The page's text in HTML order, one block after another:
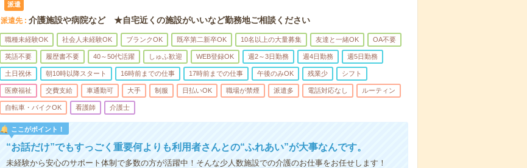
派遣
派遣先 介護施設や病院など ★自宅近くの施設がいいなど勤務地ご相談ください
職種未経験OK 社会人未経験OK ブランクOK 既卒第二新卒OK 10名以上の大量募集 友達と一緒OK OA不要
英語不要 履歴書不要 40～50代活躍 しゅふ歓迎 WEB登録OK 週2～3日勤務 週4日勤務 週5日勤務
土日祝休 朝10時以降スタート 16時前までの仕事 17時前までの仕事 午後のみOK 残業少 シフト
医療福祉 交費支給 車通勤可 大手 制服 日払いOK 職場が禁煙 派遣多 電話対応なし ルーティン
自転車・バイクOK 看護師 介護士
ここがポイント！
“お話だけ”でもすっごく重要何よりも利用者さんとの“ふれあい”が大事なんです。
未経験から安心のサポート体制で多数の方が活躍中！そんな少人数施設での介護のお仕事をお任せします！